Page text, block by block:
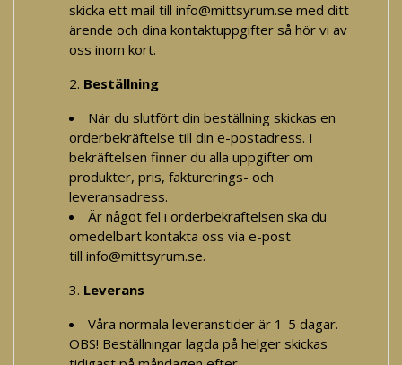
skicka ett mail till info@mittsyrum.se med ditt
ärende och dina kontaktuppgifter så hör vi av
oss inom kort.
Beställning
När du slutfört din beställning skickas en
orderbekräftelse till din e-postadress. I
bekräftelsen finner du alla uppgifter om
produkter, pris, fakturerings- och
leveransadress.
Är något fel i orderbekräftelsen ska du
omedelbart kontakta oss via e-post
till info@mittsyrum.se.
Leverans
Våra normala leveranstider är 1-5 dagar.
OBS! Beställningar lagda på helger skickas